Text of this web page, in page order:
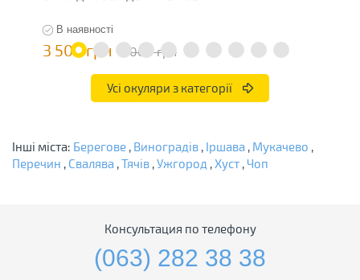
В наявності
3 500 грн 7 000 грн
Усі окуляри з категорії
Інші міста: Берегове , Виноградів , Іршава , Мукачево ,
Перечин , Свалява ,Тячів ,Ужгород ,Хуст , Чоп
Консультация по телефону
(063) 282 38 38